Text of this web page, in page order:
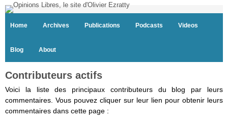
Home Archives Publications Podcasts Videos
Blog About
Contributeurs actifs
Voici la liste des principaux contributeurs du blog par leurs
commentaires. Vous pouvez cliquer sur leur lien pour obtenir leurs
commentaires dans cette page :